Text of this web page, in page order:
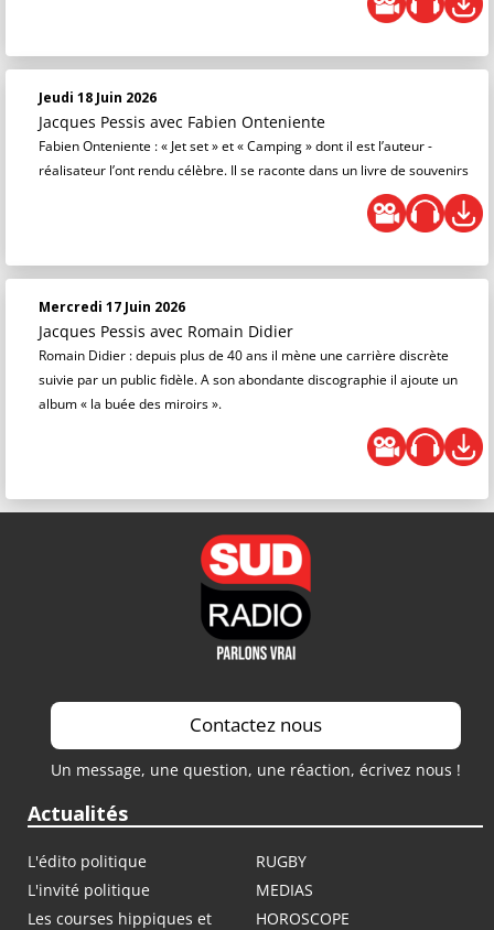
Jeudi 18 Juin 2026
Jacques Pessis avec Fabien Onteniente
Fabien Onteniente : « Jet set » et « Camping » dont il est l’auteur -
réalisateur l’ont rendu célèbre. Il se raconte dans un livre de souvenirs
Mercredi 17 Juin 2026
Jacques Pessis avec Romain Didier
Romain Didier : depuis plus de 40 ans il mène une carrière discrète
suivie par un public fidèle. A son abondante discographie il ajoute un
album « la buée des miroirs ».
Contactez nous
Un message, une question, une réaction, écrivez nous !
Actualités
L'édito politique
RUGBY
L'invité politique
MEDIAS
Les courses hippiques et
HOROSCOPE